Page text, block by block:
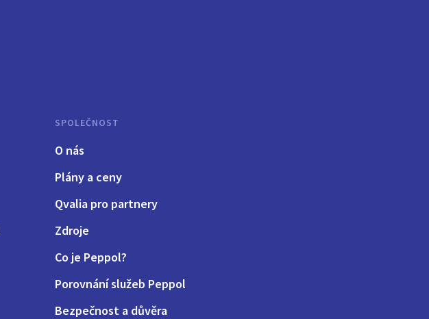
SPOLEČNOST
O nás
Plány a ceny
Qvalia pro partnery
Zdroje
Co je Peppol?
Porovnání služeb Peppol
Bezpečnost a důvěra